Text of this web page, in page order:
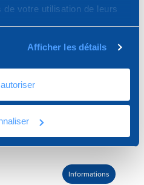
votre utilisation de leurs
Afficher les détails
- 100 pcs/enveloppe